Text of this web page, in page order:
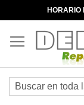
HORARIO